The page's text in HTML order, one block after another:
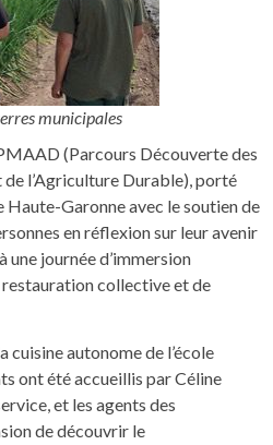
municipales
(Parcours Découverte des
l’Agriculture Durable), porté
Garonne avec le soutien de
en réflexion sur leur avenir
journée d’immersion
collective et de
cuisine autonome de l’école
ont été accueillis par Céline
et les agents des
de découvrir le